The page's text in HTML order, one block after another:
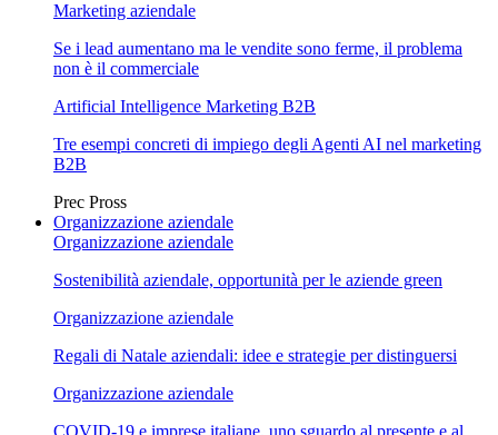
Marketing aziendale
Se i lead aumentano ma le vendite sono ferme, il problema
non è il commerciale
Artificial Intelligence Marketing B2B
Tre esempi concreti di impiego degli Agenti AI nel marketing
B2B
Prec Pross
Organizzazione aziendale
Organizzazione aziendale
Sostenibilità aziendale, opportunità per le aziende green
Organizzazione aziendale
Regali di Natale aziendali: idee e strategie per distinguersi
Organizzazione aziendale
COVID-19 e imprese italiane, uno sguardo al presente e al